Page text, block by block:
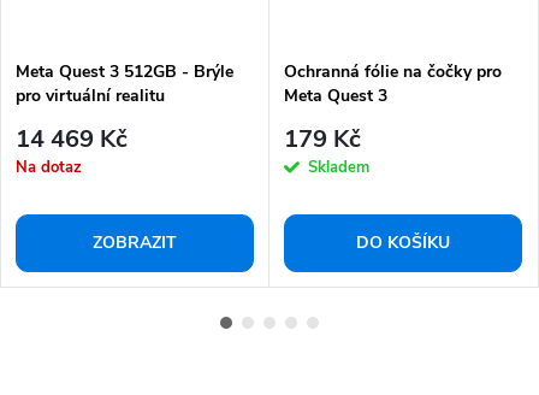
Meta Quest 3 512GB - Brýle
pro virtuální realitu
14 469 Kč
Na dotaz
ZOBRAZIT
Ochranná fólie na čočky pro
Meta Quest 3
179 Kč
Skladem
DO KOŠÍKU